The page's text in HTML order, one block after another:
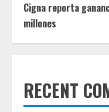
Cigna reporta
millones
RECENT